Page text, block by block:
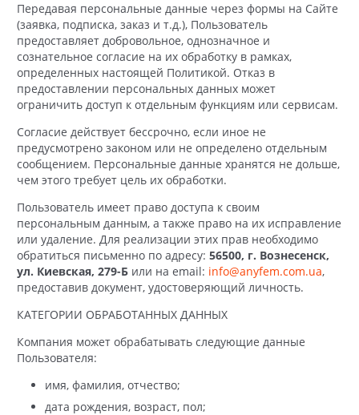
Передавая персональные данные через формы на Сайте
(заявка, подписка, заказ и т.д.), Пользователь
предоставляет добровольное, однозначное и
сознательное согласие на их обработку в рамках,
определенных настоящей Политикой. Отказ в
предоставлении персональных данных может
ограничить доступ к отдельным функциям или сервисам.
Согласие действует бессрочно, если иное не
предусмотрено законом или не определено отдельным
сообщением. Персональные данные хранятся не дольше,
чем этого требует цель их обработки.
Пользователь имеет право доступа к своим
персональным данным, а также право на их исправление
или удаление. Для реализации этих прав необходимо
обратиться письменно по адресу: 56500, г. Вознесенск,
ул. Киевская, 279-Б или на email: info@anyfem.com.ua,
предоставив документ, удостоверяющий личность.
КАТЕГОРИИ ОБРАБОТАННЫХ ДАННЫХ
Компания может обрабатывать следующие данные
Пользователя:
имя, фамилия, отчество;
дата рождения, возраст, пол;